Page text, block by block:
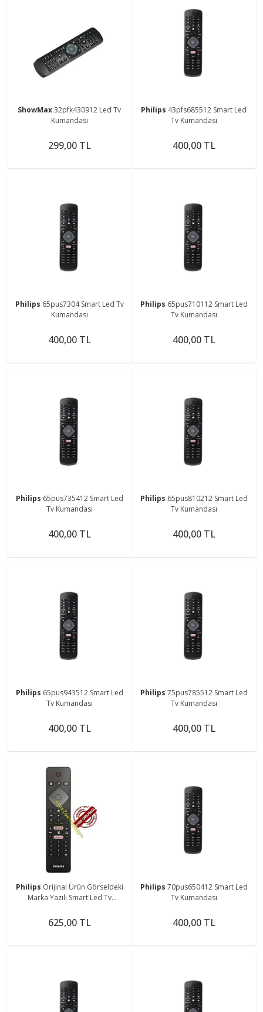
ShowMax32pfk430912 Led Tv
Kumandası
299,00 TL
Philips 43pfs685512 Smart Led
Tv Kumandası
400,00 TL
Philips 65pus7304 Smart Led Tv
Kumandası
400,00 TL
Philips 65pus710112 Smart Led
Tv Kumandası
400,00 TL
Philips 65pus735412 Smart Led
Tv Kumandası
400,00 TL
Philips 65pus810212 Smart Led
Tv Kumandası
400,00 TL
Philips 65pus943512 Smart Led
Tv Kumandası
400,00 TL
Philips 75pus785512 Smart Led
Tv Kumandası
400,00 TL
Philips Orijinal Ürün Görseldeki
Marka Yazılı Smart Led Tv
625,00 TL
Philips 70pus650412 Smart Led
Tv Kumandası
400,00 TL